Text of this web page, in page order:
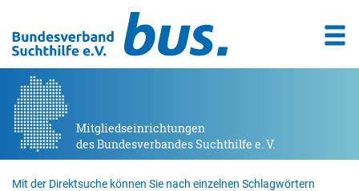
Mitgliedseinrichtungen
des Bundesverbandes Suchthilfe e. V.
Mit der Direktsuche können Sie nach einzelnen Schlagwörtern